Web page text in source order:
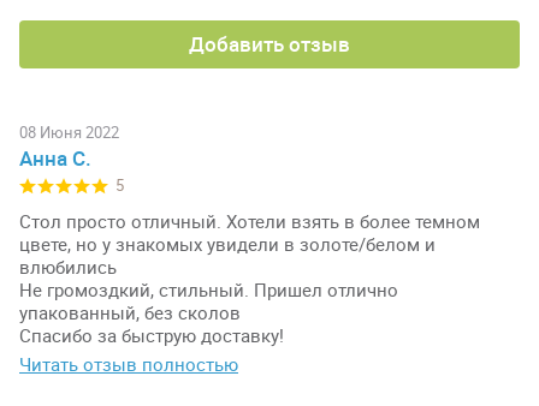
Добавить отзыв
08 Июня 2022
Анна С.
5
Стол просто отличный. Хотели взять в более темном
цвете, но у знакомых увидели в золоте/белом и
влюбились
Не громоздкий, стильный. Пришел отлично
упакованный, без сколов
Спасибо за быструю доставку!
Читать отзыв полностью